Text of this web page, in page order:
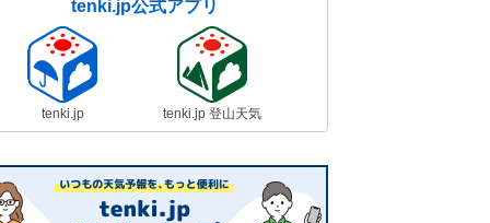
tenki.jp公式アプリ
tenki.jp tenki.jp 登山天気